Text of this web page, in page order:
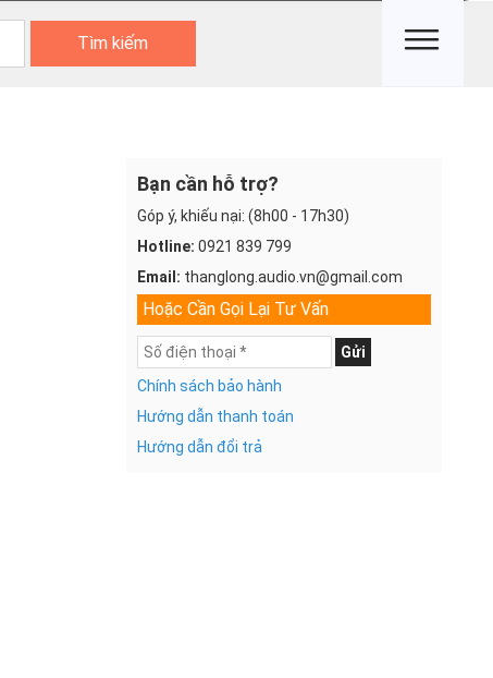
Tìm kiếm
Bạn cần hỗ trợ?
Góp ý, khiếu nại: (8h00 - 17h30)
Hotline: 0921 839 799
Email: thanglong.audio.vn@gmail.com
Hoặc Cần Gọi Lại Tư Vấn
Gửi
Chính sách bảo hành
Hướng dẫn thanh toán
Hướng dẫn đổi trả